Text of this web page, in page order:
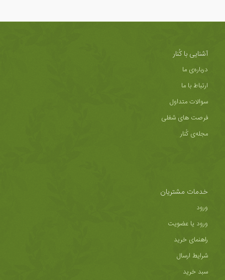
آشنایی با کُنار
درباره‌ی ما
ارتباط با ما
سوالات متداول
فرصت های شغلی
مجله‌ی کُنار
خدمات مشتریان
ورود
ورود یا عضویت
راهنمای خرید
شرایط ارسال
سبد خرید